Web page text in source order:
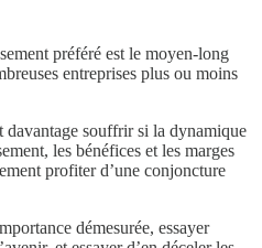
préféré est le moyen-long
entreprises plus ou moins
davantage souffrir si la dynamique
les bénéfices et les marges
profiter d’une conjoncture
démesurée, essayer